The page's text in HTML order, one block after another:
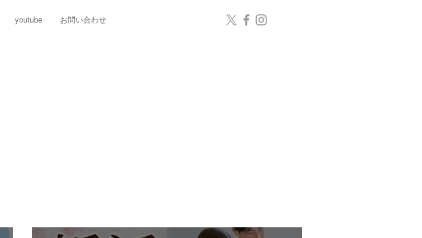
youtube お問い合わせ